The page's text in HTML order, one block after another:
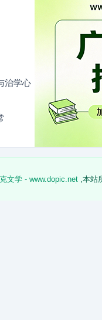
治学心
文学 - www.dopic.net ,本站